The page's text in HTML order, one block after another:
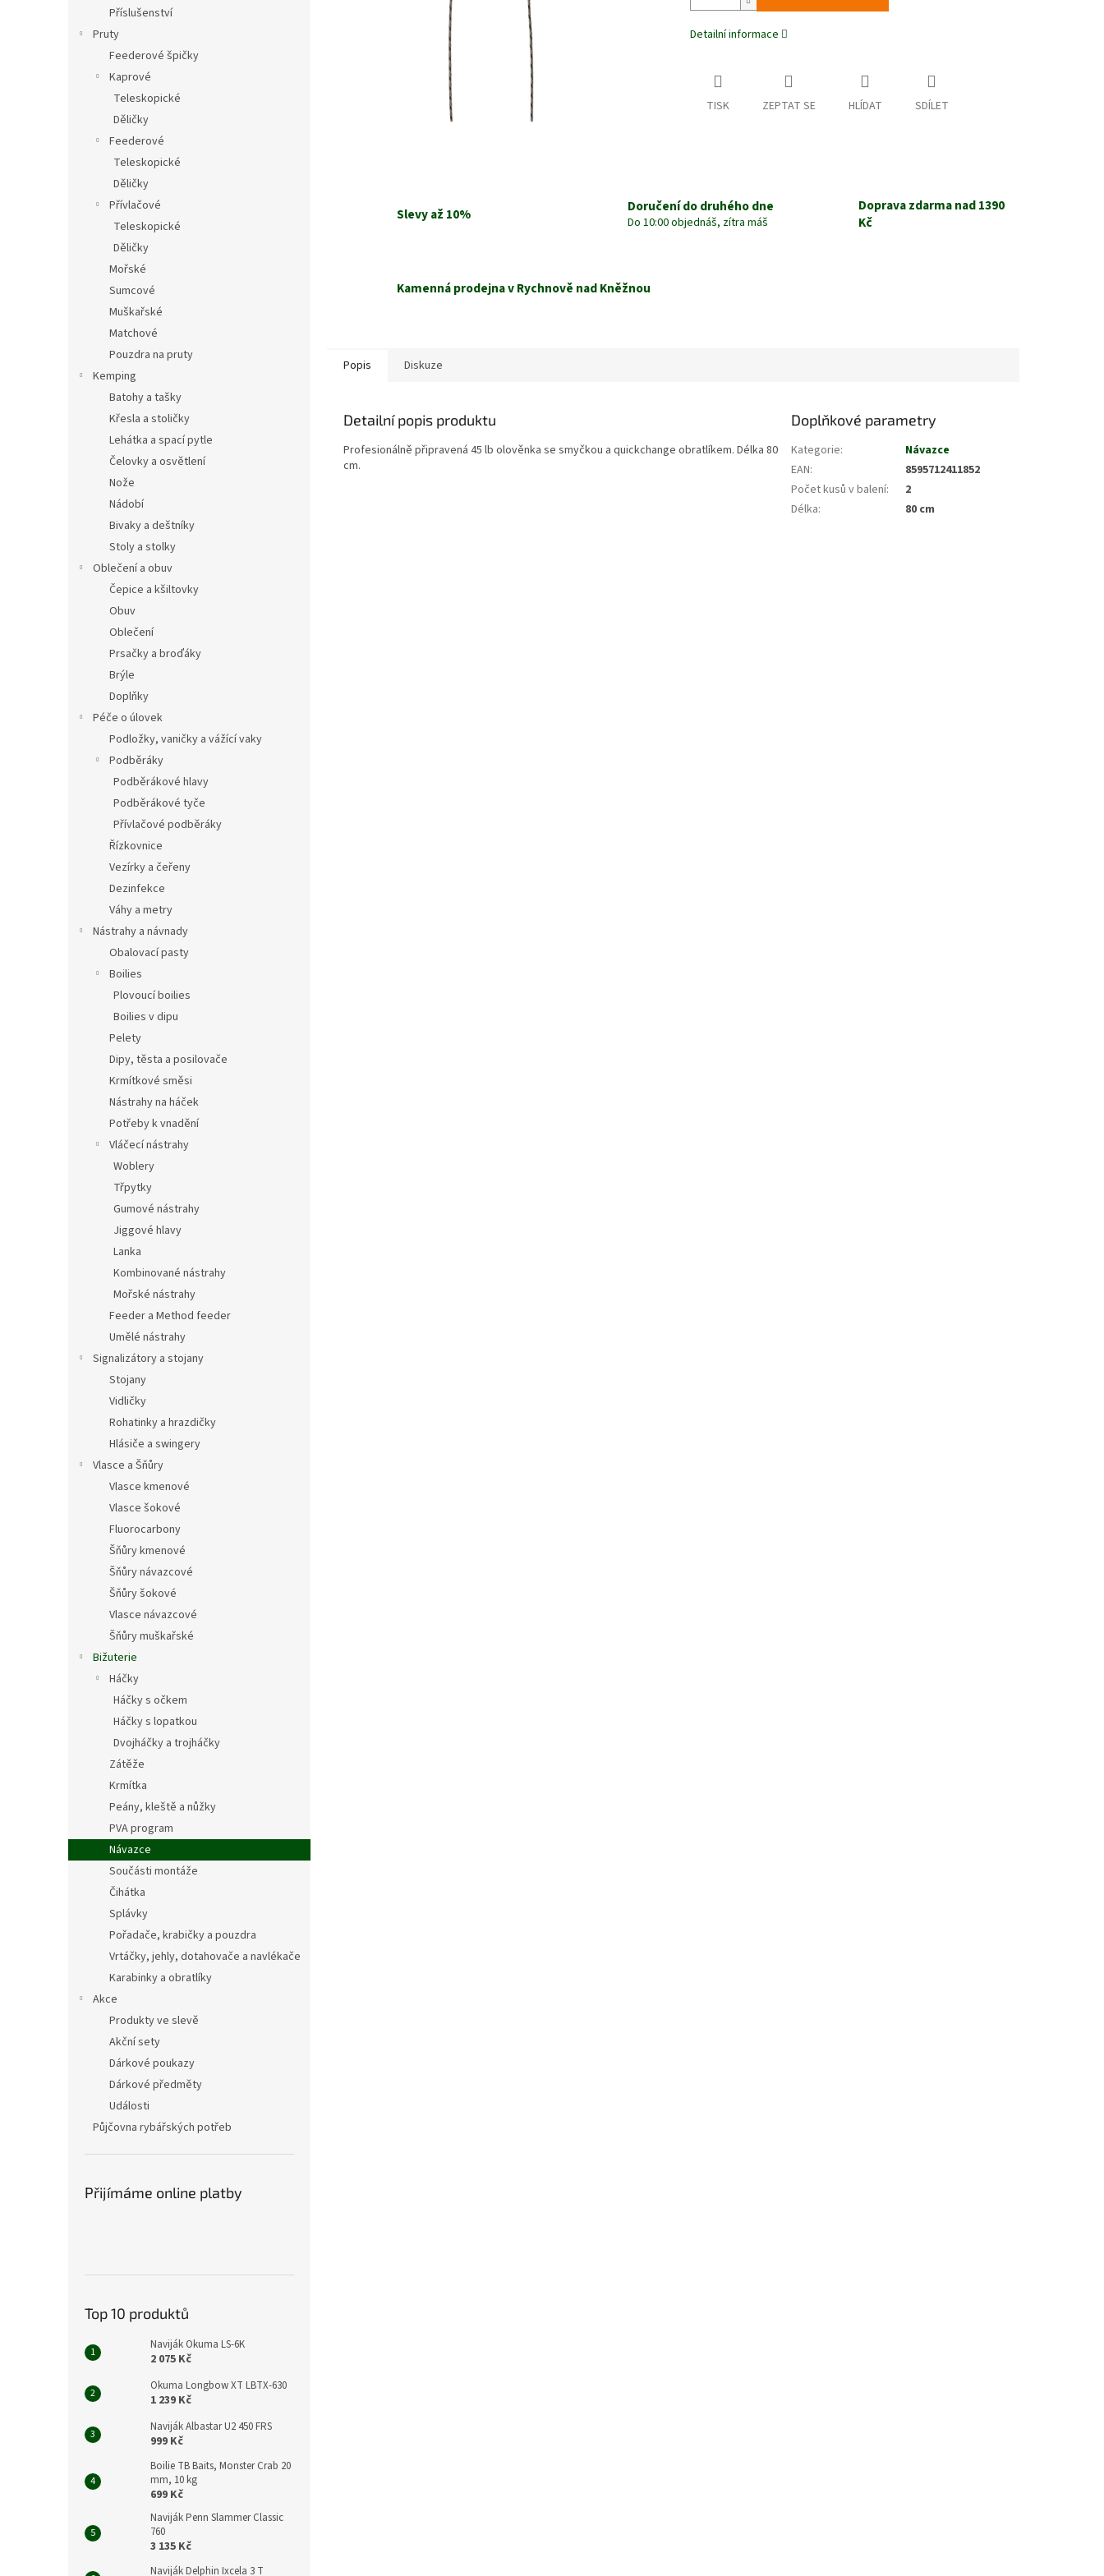
Příslušenství
Pruty
Feederové špičky
Kaprové
Teleskopické
Děličky
Feederové
Teleskopické
Děličky
Přívlačové
Teleskopické
Děličky
Mořské
Sumcové
Muškařské
Matchové
Pouzdra na pruty
Kemping
Batohy a tašky
Křesla a stoličky
Lehátka a spací pytle
Čelovky a osvětlení
Nože
Nádobí
Bivaky a deštníky
Stoly a stolky
Oblečení a obuv
Čepice a kšiltovky
Obuv
Oblečení
Prsačky a broďáky
Brýle
Doplňky
Péče o úlovek
Podložky, vaničky a vážící vaky
Podběráky
Podběrákové hlavy
Podběrákové tyče
Přívlačové podběráky
Řízkovnice
Vezírky a čeřeny
Dezinfekce
Váhy a metry
Nástrahy a návnady
Obalovací pasty
Boilies
Plovoucí boilies
Boilies v dipu
Pelety
Dipy, těsta a posilovače
Krmítkové směsi
Nástrahy na háček
Potřeby k vnadění
Vláčecí nástrahy
Woblery
Třpytky
Gumové nástrahy
Jiggové hlavy
Lanka
Kombinované nástrahy
Mořské nástrahy
Feeder a Method feeder
Umělé nástrahy
Signalizátory a stojany
Stojany
Vidličky
Rohatinky a hrazdičky
Hlásiče a swingery
Vlasce a Šňůry
Vlasce kmenové
Vlasce šokové
Fluorocarbony
Šňůry kmenové
Šňůry návazcové
Šňůry šokové
Vlasce návazcové
Šňůry muškařské
Bižuterie
Háčky
Háčky s očkem
Háčky s lopatkou
Dvojháčky a trojháčky
Zátěže
Krmítka
Peány, kleště a nůžky
PVA program
Návazce
Součásti montáže
Čihátka
Splávky
Pořadače, krabičky a pouzdra
Vrtáčky, jehly, dotahovače a navlékače
Karabinky a obratlíky
Akce
Produkty ve slevě
Akční sety
Dárkové poukazy
Dárkové předměty
Události
Půjčovna rybářských potřeb
Přijímáme online platby
Top 10 produktů
Naviják Okuma LS-6K
2 075 Kč
Okuma Longbow XT LBTX-630
1 239 Kč
Naviják Albastar U2 450 FRS
999 Kč
Boilie TB Baits, Monster Crab 20
mm, 10 kg
699 Kč
Naviják Penn Slammer Classic
760
3 135 Kč
Naviják Delphin Ixcela 3 T
Detailní informace
TISK ZEPTAT SE HLÍDAT SDÍLET
Slevy až 10% Doručení do druhého dne
Do 10:00 objednáš, zítra máš
Doprava zdarma nad 1390
Kč
Kamenná prodejna v Rychnově nad Kněžnou
Popis Diskuze
Detailní popis produktu
Profesionálně připravená 45 lb olověnka se smyčkou a quickchange obratlíkem. Délka 80
cm.
Doplňkové parametry
Kategorie:
Návazce
EAN:
8595712411852
Počet kusů v balení:
2
Délka: 80 cm